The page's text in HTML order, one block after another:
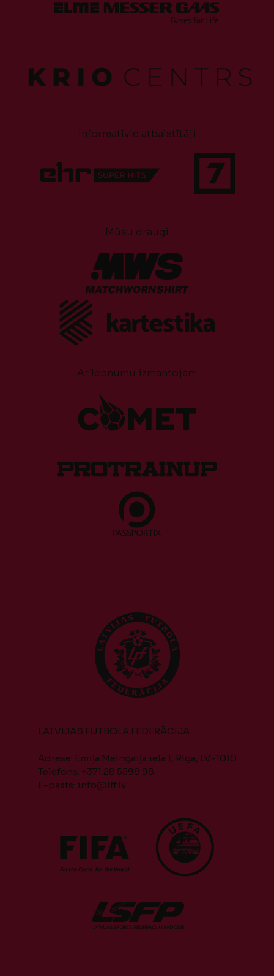
Informatīvie atbalstītāji
Mūsu draugi
Ar lepnumu izmantojam
LATVIJAS FUTBOLA FEDERĀCIJA
Adrese: Emiļa Melngaiļa iela 1, Rīga, LV-1010
Telefons: +371 28 5598 98
E-pasts: info@lff.lv